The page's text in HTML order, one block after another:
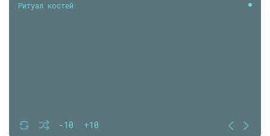
-10 +10
Ритуал костей